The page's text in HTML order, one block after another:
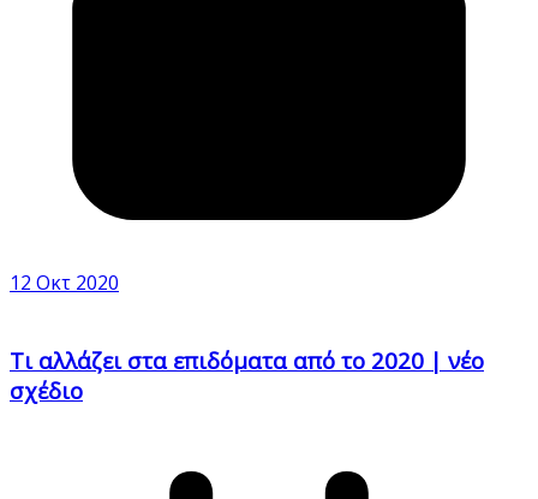
12 Οκτ 2020
Τι αλλάζει στα επιδόματα από το 2020 | νέο
σχέδιο